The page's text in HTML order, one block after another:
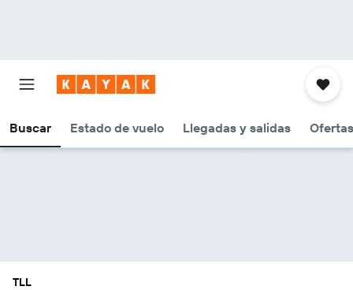
Buscar Estado de vuelo Llegadas y salidas Ofertas
TLL